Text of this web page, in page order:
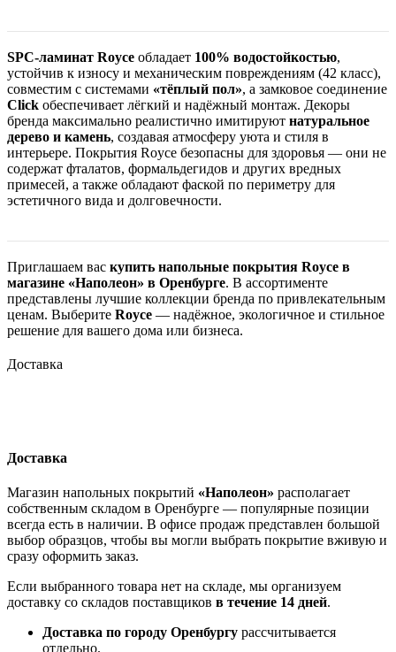
SPC-ламинат Royce обладает 100% водостойкостью,
устойчив к износу и механическим повреждениям (42 класс),
совместим с системами «тёплый пол», а замковое соединение
Click обеспечивает лёгкий и надёжный монтаж. Декоры
бренда максимально реалистично имитируют натуральное
дерево и камень, создавая атмосферу уюта и стиля в
интерьере. Покрытия Royce безопасны для здоровья — они не
содержат фталатов, формальдегидов и других вредных
примесей, а также обладают фаской по периметру для
эстетичного вида и долговечности.
Приглашаем вас купить напольные покрытия Royce в
магазине «Наполеон» в Оренбурге. В ассортименте
представлены лучшие коллекции бренда по привлекательным
ценам. Выберите Royce — надёжное, экологичное и стильное
решение для вашего дома или бизнеса.
Доставка
Доставка
Магазин напольных покрытий «Наполеон» располагает
собственным складом в Оренбурге — популярные позиции
всегда есть в наличии. В офисе продаж представлен большой
выбор образцов, чтобы вы могли выбрать покрытие вживую и
сразу оформить заказ.
Если выбранного товара нет на складе, мы организуем
доставку со складов поставщиков в течение 14 дней.
Доставка по городу Оренбургу рассчитывается
отдельно.